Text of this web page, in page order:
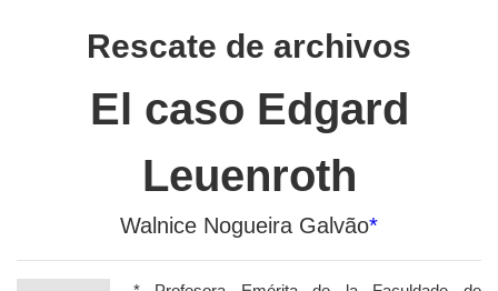
Rescate de archivos
El caso Edgard
Leuenroth
Walnice Nogueira Galvão*